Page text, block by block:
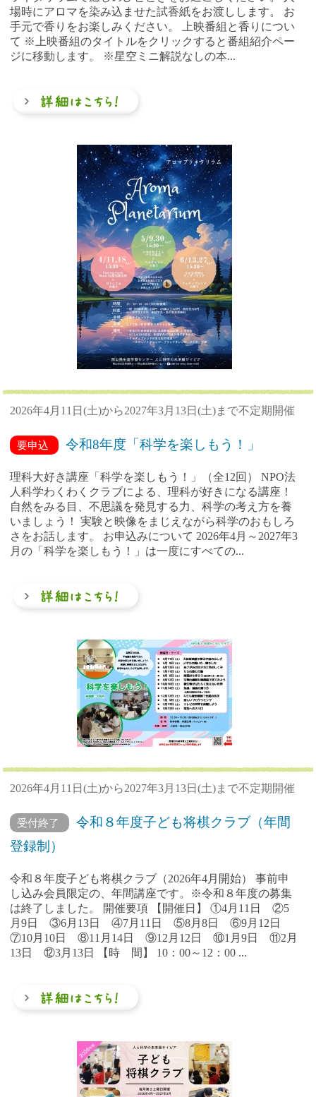
場時にアロマを染み込ませた試香紙をお渡しします。 お
手元で香りをお楽しみください。 上映番組と香りについ
て ※上映番組のタイトルをクリックすると番組紹介ペー
ジに移動します。 ※星空ミニ解説なしの本...
2026年4月11日(土)から2027年3月13日(土)まで不定期開催
要申込 令和8年度「科学を楽しもう！」
理科大好き講座「科学を楽しもう！」（全12回） NPO法
人科学わくわくクラブによる、理科が好きになる講座！
自然をみる目、不思議を発見する力、科学の考え方を養
いましょう！ 実験と映像をまじえながら科学のおもしろ
さをお話します。 お申込みについて 2026年4月～2027年3
月の「科学を楽しもう！」は一度にすべての...
2026年4月11日(土)から2027年3月13日(土)まで不定期開催
受付終了
令和８年度子ども将棋クラブ（年間
登録制）
令和８年度子ども将棋クラブ（2026年4月開始） 事前申
し込み会員限定の、年間講座です。※令和８年度の募集
は終了しました。 開催要項 【開催日】 ①4月11日 ②5
月9日 ③6月13日 ④7月11日 ⑤8月8日 ⑥9月12日
⑦10月10日 ⑧11月14日 ⑨12月12日 ⑩1月9日 ⑪2月
13日 ⑫3月13日 【時 間】 10：00～12：00 ...